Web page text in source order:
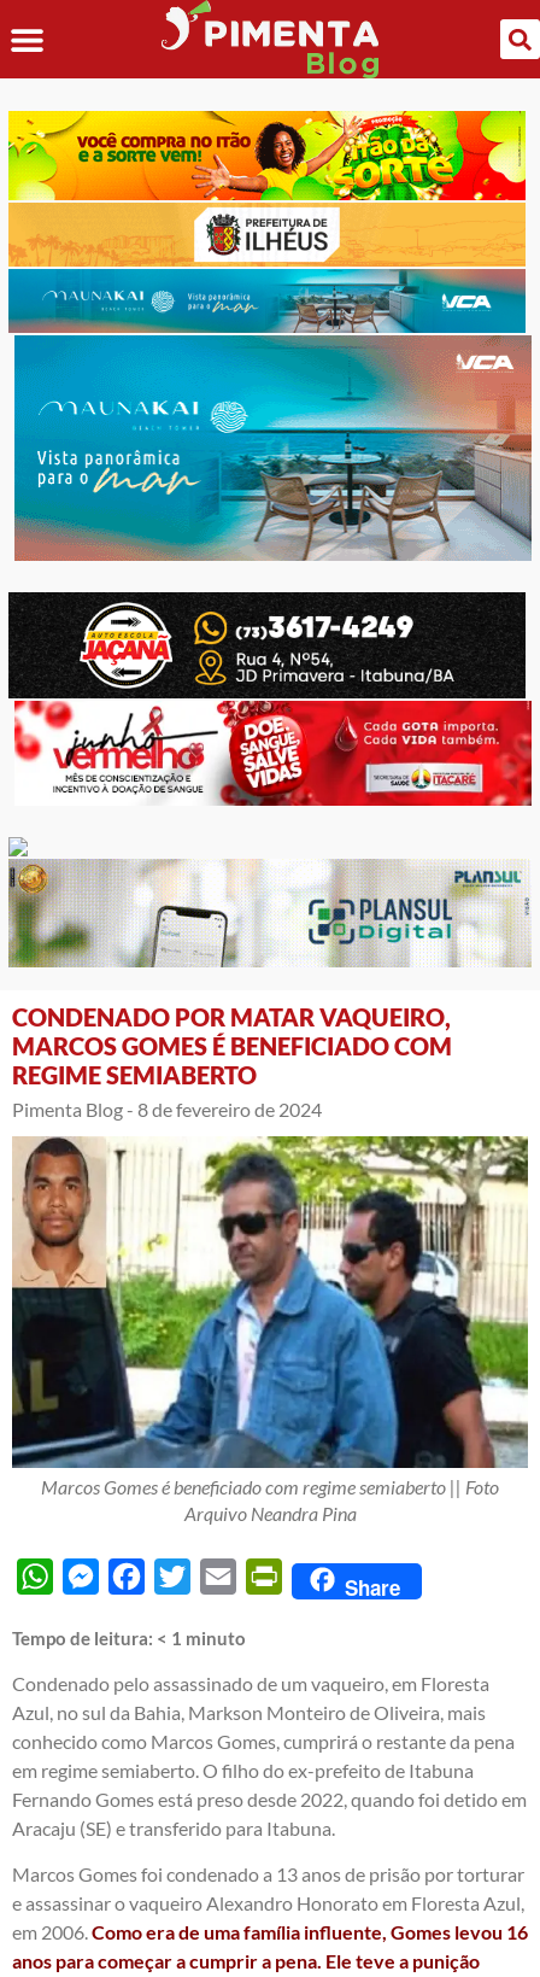
CONDENADO POR MATAR VAQUEIRO,
MARCOS GOMES É BENEFICIADO COM
REGIME SEMIABERTO
Pimenta Blog - 8 de fevereiro de 2024
Marcos Gomes é beneficiado com regime semiaberto || Foto
Arquivo Neandra Pina
WhatsAppMessengerFacebook
Twitter Email PrintFriendly
Share
Tempo de leitura: < 1 minuto
Condenado pelo assassinado de um vaqueiro, em Floresta
Azul, no sul da Bahia, Markson Monteiro de Oliveira, mais
conhecido como Marcos Gomes, cumprirá o restante da pena
em regime semiaberto. O filho do ex-prefeito de Itabuna
Fernando Gomes está preso desde 2022, quando foi detido em
Aracaju (SE) e transferido para Itabuna.
Marcos Gomes foi condenado a 13 anos de prisão por torturar
e assassinar o vaqueiro Alexandro Honorato em Floresta Azul,
em 2006.Como era de uma família influente, Gomes levou 16
anos para começar a cumprir a pena. Ele teve a punição